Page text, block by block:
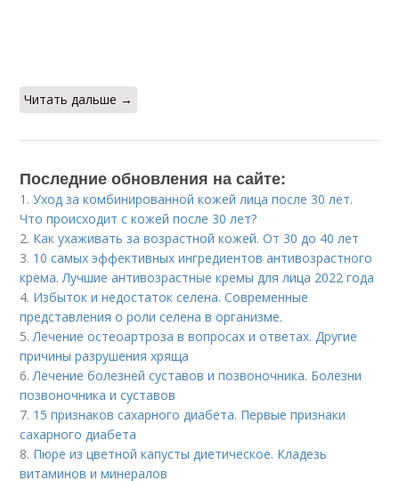
Читать дальше →
Последние обновления на сайте:
1.Уход за комбинированной кожей лица после 30 лет.
Что происходит с кожей после 30 лет?
2. Как ухаживать за возрастной кожей. От 30 до 40 лет
3. 10 самых эффективных ингредиентов антивозрастного
крема. Лучшие антивозрастные кремы для лица 2022 года
4. Избыток и недостаток селена. Современные
представления о роли селена в организме.
5.Лечение остеоартроза в вопросах и ответах. Другие
причины разрушения хряща
6.Лечение болезней суставов и позвоночника. Болезни
позвоночника и суставов
7. 15 признаков сахарного диабета. Первые признаки
сахарного диабета
8. Пюре из цветной капусты диетическое. Кладезь
витаминов и минералов